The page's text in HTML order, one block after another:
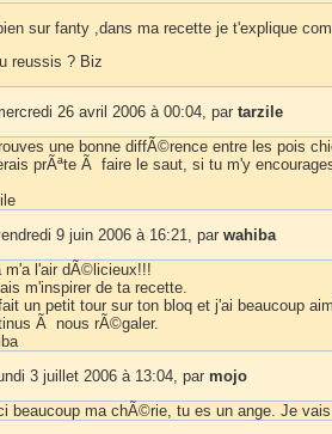
sur fanty ,dans ma recette je t'explique
reussis ? Biz
26 avril 2006 à 00:04, par tarzile
une bonne diffÃ©rence entre les pois
prÃªte Ã faire le saut, si tu m'y
9 juin 2006 à 16:21, par wahiba
m'a l'air dÃ©licieux!!!
m'inspirer de ta recette.
un petit tour sur ton bloq et j'ai beaucoup
Ã nous rÃ©galer.
3 juillet 2006 à 13:04, par mojo
beaucoup ma chÃ©rie, tu es un ange. Je